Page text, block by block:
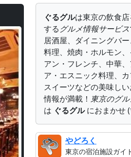
ぐるグルは東京の飲食
する グルメ情報サービス
居酒屋、ダイニングバ
料理、焼肉・ホルモン、
アン・フレンチ、中華
ア・エスニック料理、カ
スイーツなどの美味し
情報が満載！ 東京のグ
は ぐるグルにおまかせ
やどろく
東京の宿泊施設ガイ